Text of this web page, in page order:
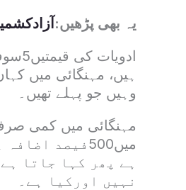
یہ بھی پڑھیں:
ہیں، مہنگائی میں
وہیں جو پہلے تھیں۔
مہنگائی میں کمی
ہے پھر کہا جاتا
نہیں اورکیا ہے۔